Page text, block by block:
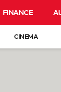
FINANCE
CINEMA